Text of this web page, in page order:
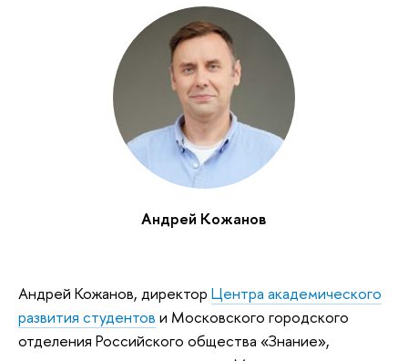
Андрей Кожанов
Андрей Кожанов, директор Центра академического
развития студентов и Московского городского
отделения Российского общества «Знание»,